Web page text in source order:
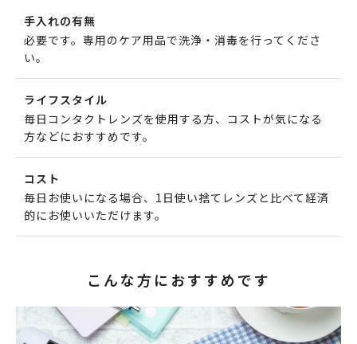
手入れの有無
必要です。専用のケア用品で洗浄・消毒を行ってくださ
い。
ライフスタイル
毎日コンタクトレンズを使用する方、コストが気になる
方などにおすすめです。
コスト
毎日お使いになる場合、1日使い捨てレンズと比べて経済
的にお使いいただけます。
こんな方におすすめです